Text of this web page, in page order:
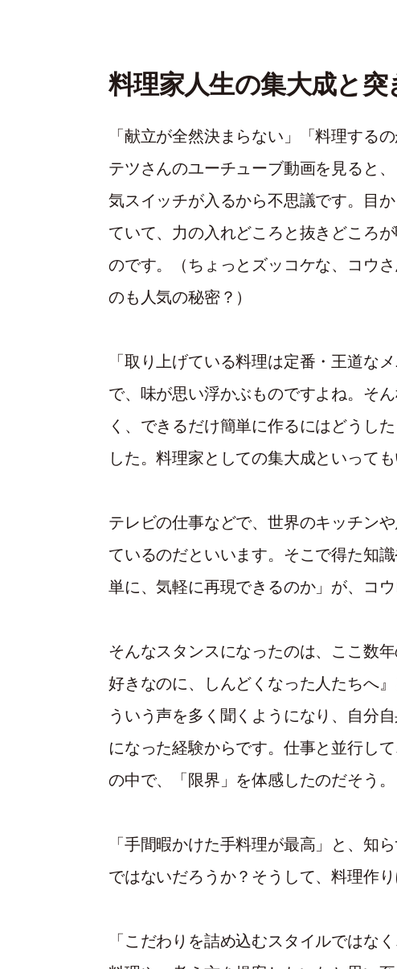
料理家人生の集大成と
「献立が全然決まらない」「料理する
テツさんのユーチューブ動画を見ると
気スイッチが入るから不思議です。目
ていて、力の入れどころと抜きどころ
のです。（ちょっとズッコケな、コウ
のも人気の秘密？）
「取り上げている料理は定番・王道な
で、味が思い浮かぶものですよね。そ
く、できるだけ簡単に作るにはどうし
した。料理家としての集大成といっても
テレビの仕事などで、世界のキッチン
ているのだといいます。そこで得た知
単に、気軽に再現できるのか」が、コウ
そんなスタンスになったのは、ここ数
好きなのに、しんどくなった人たちへ
ういう声を多く聞くようになり、自分
になった経験からです。仕事と並行し
の中で、「限界」を体感したのだそう。
「手間暇かけた手料理が最高」と、知
ではないだろうか？そうして、料理作
「こだわりを詰め込むスタイルではな